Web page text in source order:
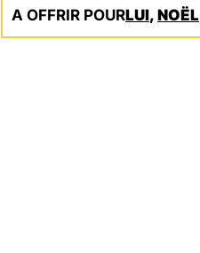
A OFFRIR POURLUI, NOËL